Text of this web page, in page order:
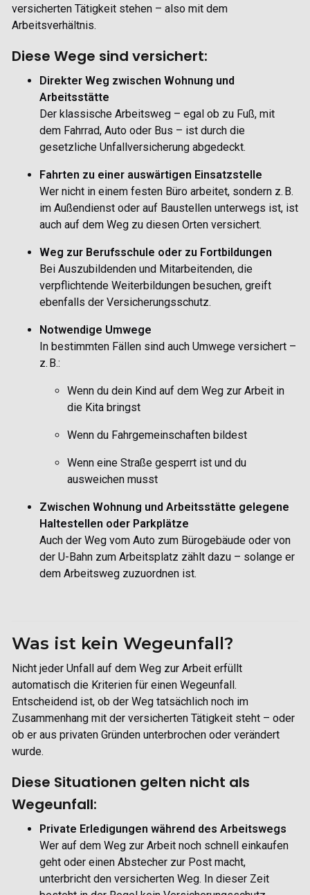
versicherten Tätigkeit stehen – also mit dem
Arbeitsverhältnis.
Diese Wege sind versichert:
Direkter Weg zwischen Wohnung und
Arbeitsstätte
Der klassische Arbeitsweg – egal ob zu Fuß, mit
dem Fahrrad, Auto oder Bus – ist durch die
gesetzliche Unfallversicherung abgedeckt.
Fahrten zu einer auswärtigen Einsatzstelle
Wer nicht in einem festen Büro arbeitet, sondern z. B.
im Außendienst oder auf Baustellen unterwegs ist, ist
auch auf dem Weg zu diesen Orten versichert.
Weg zur Berufsschule oder zu Fortbildungen
Bei Auszubildenden und Mitarbeitenden, die
verpflichtende Weiterbildungen besuchen, greift
ebenfalls der Versicherungsschutz.
Notwendige Umwege
In bestimmten Fällen sind auch Umwege versichert –
z. B.:
Wenn du dein Kind auf dem Weg zur Arbeit in
die Kita bringst
Wenn du Fahrgemeinschaften bildest
Wenn eine Straße gesperrt ist und du
ausweichen musst
Zwischen Wohnung und Arbeitsstätte gelegene
Haltestellen oder Parkplätze
Auch der Weg vom Auto zum Bürogebäude oder von
der U-Bahn zum Arbeitsplatz zählt dazu – solange er
dem Arbeitsweg zuzuordnen ist.
Was ist kein Wegeunfall?
Nicht jeder Unfall auf dem Weg zur Arbeit erfüllt
automatisch die Kriterien für einen Wegeunfall.
Entscheidend ist, ob der Weg tatsächlich noch im
Zusammenhang mit der versicherten Tätigkeit steht – oder
ob er aus privaten Gründen unterbrochen oder verändert
wurde.
Diese Situationen gelten nicht als
Wegeunfall:
Private Erledigungen während des Arbeitswegs
Wer auf dem Weg zur Arbeit noch schnell einkaufen
geht oder einen Abstecher zur Post macht,
unterbricht den versicherten Weg. In dieser Zeit